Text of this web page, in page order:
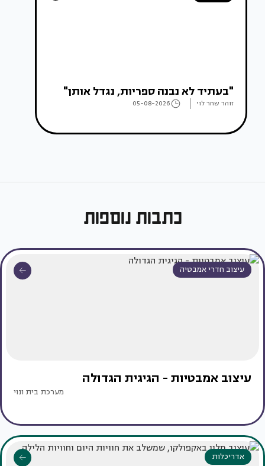
"בעתיד לא נבנה ספריות, נגדל אותן"
זוהר שחר לוי 05-08-2026
כתבות נוספות
עיצוב חדרי אמבטיה
עיצוב אמבטיות - הגיגית הגדולה
מערכת בית ונוי
אדריכלות